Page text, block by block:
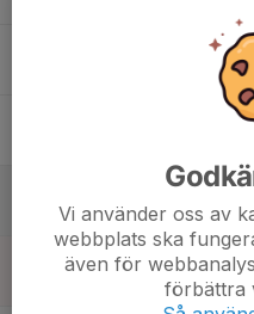
Vi använder oss av
webbplats ska
även för
förbättra